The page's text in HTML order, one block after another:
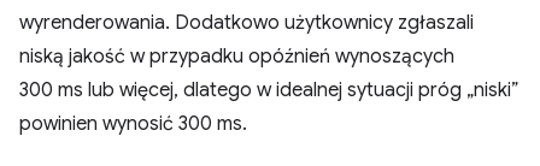
wyrenderowania. Dodatkowo użytkownicy zgłaszali
niską jakość w przypadku opóźnień wynoszących
300 ms lub więcej, dlatego w idealnej sytuacji próg „niski”
powinien wynosić 300 ms.